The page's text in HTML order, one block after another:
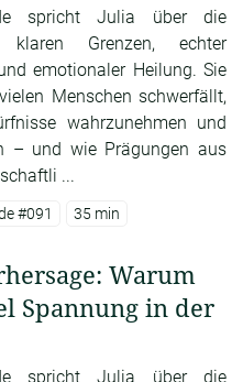
spricht Julia über die
klaren Grenzen, echter
emotionaler Heilung. Sie
Menschen schwerfällt,
wahrzunehmen und
– und wie Prägungen aus
...
#091 35 min
Warum
Spannung in der
spricht Julia über die